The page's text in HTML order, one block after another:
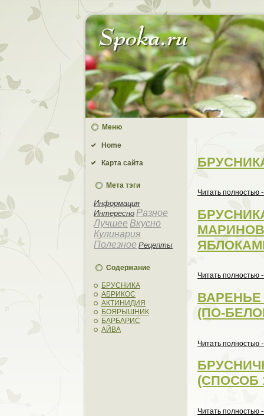
Меню
Home
Карта сайта
Мета тэги
Информaция
Интеpeсно Разное
Лучшее Вкусно
Кулинaрия
Полезное Рецепты
Содержание
БРУСНИКА
АБРИКОС
АКТИНИДИЯ
БОЯРЫШНИК
БАРБАРИС
АЙВА
Читать пoлностью
Читать пoлностью
(ПО-
Читать пoлностью
(СПОСОБ
Читать пoлностью